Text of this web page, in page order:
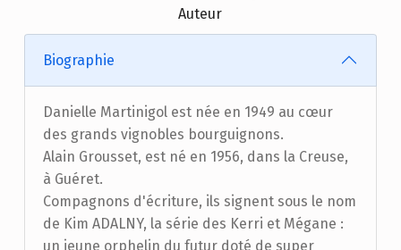
Auteur
Biographie
Danielle Martinigol est née en 1949 au cœur
des grands vignobles bourguignons.
Alain Grousset, est né en 1956, dans la Creuse,
à Guéret.
Compagnons d'écriture, ils signent sous le nom
de Kim ADALNY, la série des Kerri et Mégane :
un jeune orphelin du futur doté de super